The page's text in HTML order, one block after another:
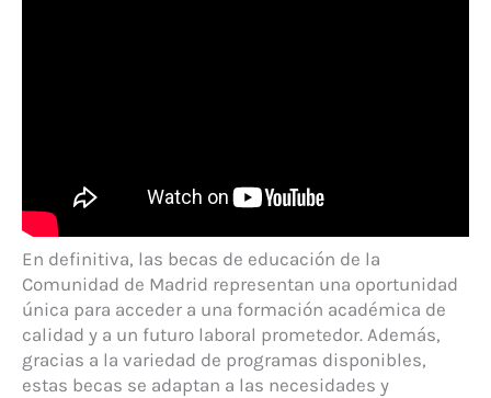
En definitiva, las becas de educación de la
Comunidad de Madrid representan una oportunidad
única para acceder a una formación académica de
calidad y a un futuro laboral prometedor. Además,
gracias a la variedad de programas disponibles,
estas becas se adaptan a las necesidades y